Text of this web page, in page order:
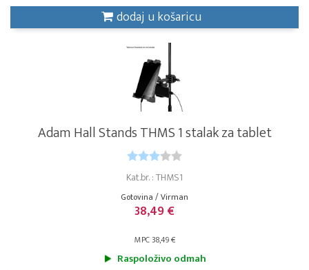
dodaj u košaricu
Adam Hall Stands THMS 1 stalak za tablet
Kat.br. : THMS1
Gotovina / Virman
38,49 €
MPC 38,49 €
Raspoloživo odmah